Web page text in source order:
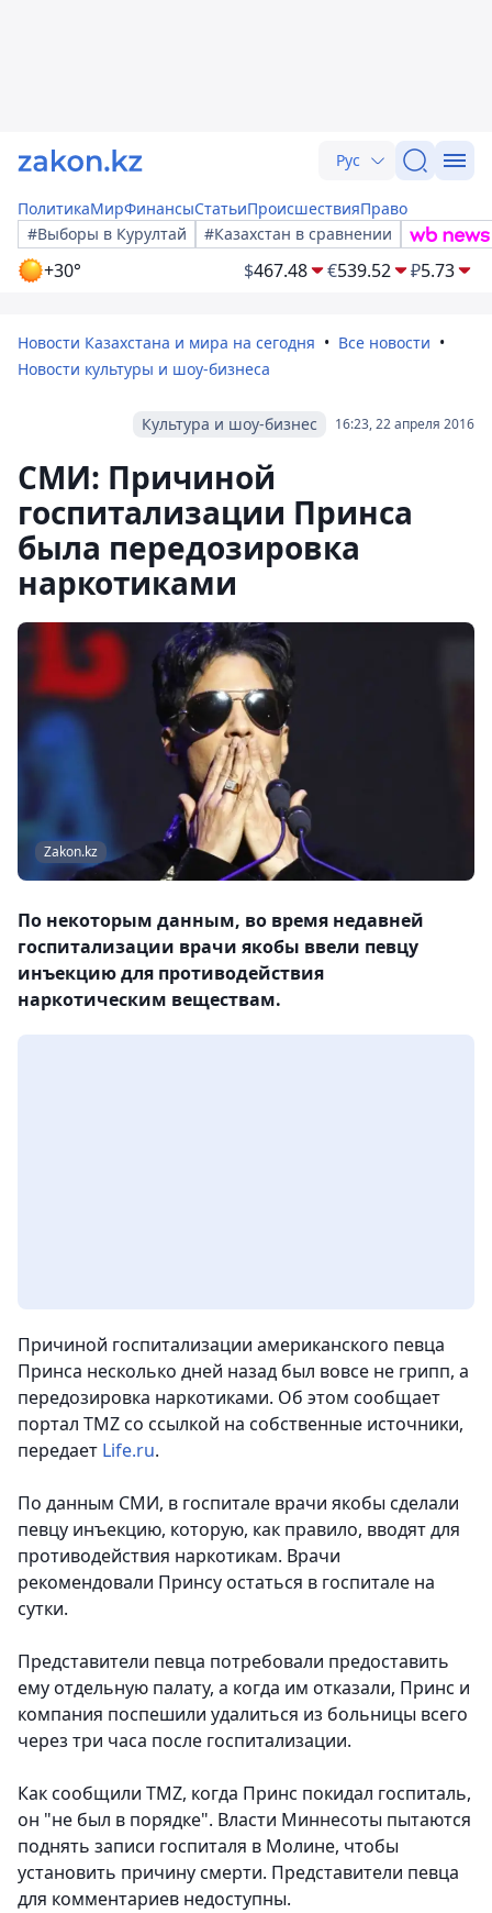
Рус
ПолитикаМирФинансыСтатьиПроисшествияПраво
#Выборы в Курултай
#Казахстан в сравнении
+30° $467.48 €539.52 ₽5.73
Новости Казахстана и мира на сегодня
Все новости
Новости культуры и шоу-бизнеса
16:23, 22 апреля 2016
Культура и шоу-бизнес
СМИ: Причиной
госпитализации Принса
была передозировка
наркотиками
Zakon.kz
По некоторым данным, во время недавней
госпитализации врачи якобы ввели певцу
инъекцию для противодействия
наркотическим веществам.
Причиной госпитализации американского певца
Принса несколько дней назад был вовсе не грипп, а
передозировка наркотиками. Об этом сообщает
портал TMZ со ссылкой на собственные источники,
передает Life.ru.
По данным СМИ, в госпитале врачи якобы сделали
певцу инъекцию, которую, как правило, вводят для
противодействия наркотикам. Врачи
рекомендовали Принсу остаться в госпитале на
сутки.
Представители певца потребовали предоставить
ему отдельную палату, а когда им отказали, Принс и
компания поспешили удалиться из больницы всего
через три часа после госпитализации.
Как сообщили TMZ, когда Принс покидал госпиталь,
он "не был в порядке". Власти Миннесоты пытаются
поднять записи госпиталя в Молине, чтобы
установить причину смерти. Представители певца
для комментариев недоступны.